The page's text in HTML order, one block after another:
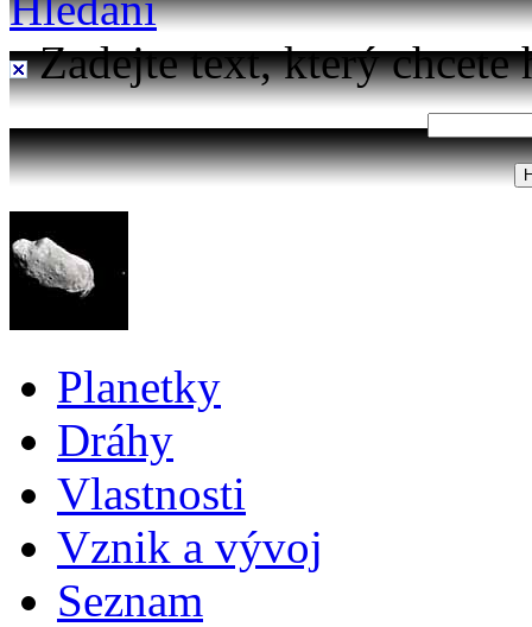
Zadejte text, který chcete
Planetky
Dráhy
Vlastnosti
Vznik a vývoj
Seznam